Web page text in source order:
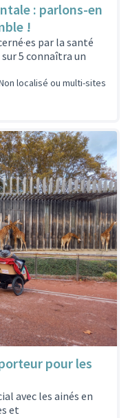
: parlons-en
!
par la santé
5 connaîtra un
localisé ou multi-sites
pour les
avec les ainés en
et